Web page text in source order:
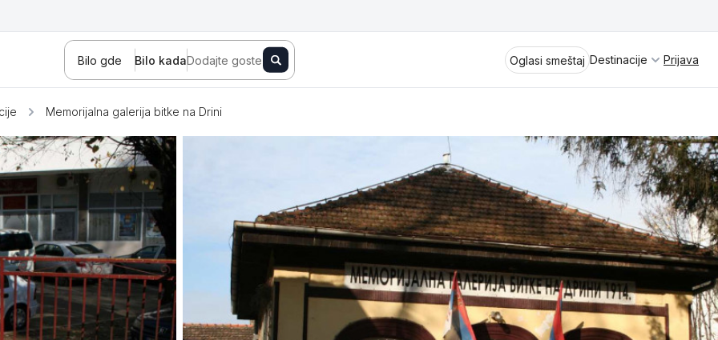
Bilo gde Bilo kadaDodajte goste Oglasi smeštaj Destinacije
Zlatibor Divčibare
Koviljača Sokobanja Fruška gora Vrnjačka Banja
Stara planina
Ždrelo Golubac Kladovo
Bašta Kraljevo Jagodina Aranđelovac
Spremite se za virtuelno putovanje
kroz jednu od najlepših zemalja
Evrope i sveta. Uživaćete u prikazima
planinskih masiva poput Tare i Šar-
planine, ali i u ravničarskim predelima
prostrane Vojvodine. Istraživanje
tradicije i kulturnog dobra Srbije
Prijava
Memorijalna galerija bitke na Drini